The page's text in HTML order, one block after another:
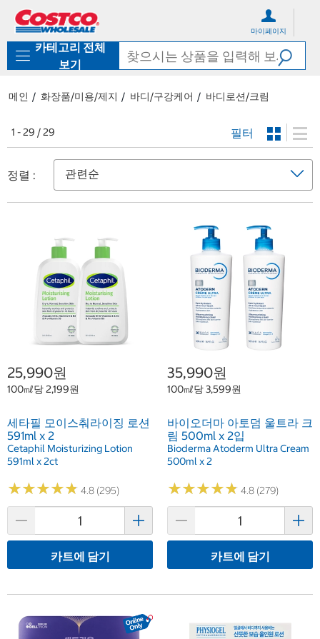
로
기
가
마이페이지
카테고리 전체
보기
메인 화장품/미용/제지 바디/구강케어 바디로션/크림
1 - 29 / 29 필터
정렬 :
25,990원
100㎖당 2,199원
세타필 모이스춰라이징 로션
591ml x 2
Cetaphil Moisturizing Lotion
591ml x 2ct
★★★★★
★★★★★ 4.8 (295)
카트에 담기
35,990원
100㎖당 3,599원
바이오더마 아토덤 울트라 크
림 500ml x 2입
Bioderma Atoderm Ultra Cream
500ml x 2
★★★★★
★★★★★ 4.8 (279)
카트에 담기